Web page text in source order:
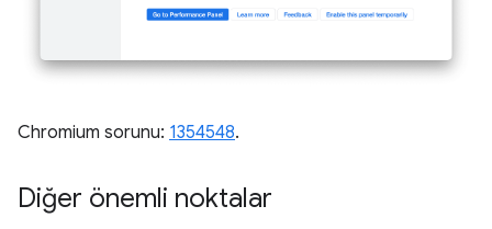
Chromium sorunu: 1354548.
Diğer önemli noktalar